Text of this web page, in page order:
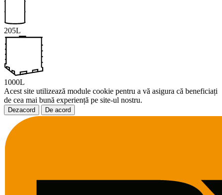
205L
1000L
Acest site utilizează module cookie pentru a vă asigura că beneficiați
de cea mai bună experiență pe site-ul nostru.
Dezacord De acord